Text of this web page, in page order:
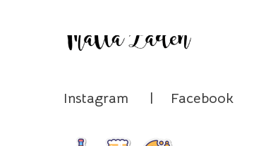
Instagram | Facebook